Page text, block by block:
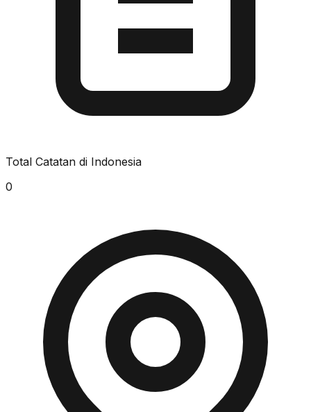
Total Catatan di Indonesia
0